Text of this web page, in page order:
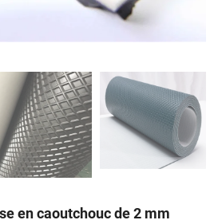
en caoutchouc de 2 mm